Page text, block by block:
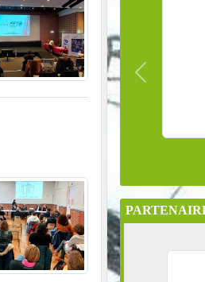
Précedent